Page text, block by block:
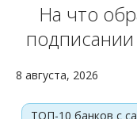
На что
8 августа, 2026
ТОП-10 банков с